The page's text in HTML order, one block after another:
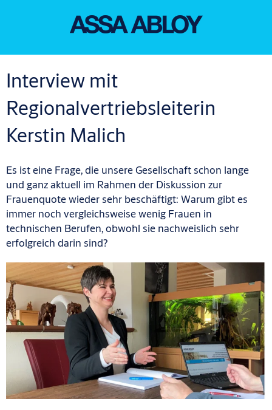
Interview mit
Regionalvertriebsleiterin
Kerstin Malich
Es ist eine Frage, die unsere Gesellschaft schon lange
und ganz aktuell im Rahmen der Diskussion zur
Frauenquote wieder sehr beschäftigt: Warum gibt es
immer noch vergleichsweise wenig Frauen in
technischen Berufen, obwohl sie nachweislich sehr
erfolgreich darin sind?